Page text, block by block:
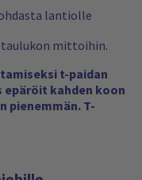
lantiolle
mittoihin.
t-paidan
kahden koon
pienemmän. T-